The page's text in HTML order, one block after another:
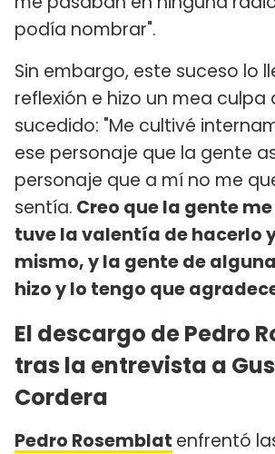
podía nombrar".
Sin embargo, este suceso lo
reflexión e hizo un mea culpa
sucedido: "Me cultivé
ese personaje que la gente
personaje que a mí no me
sentía. Creo que la gente
tuve la valentía de hacerlo
mismo, y la gente de
hizo y lo tengo que
El descargo de Pedro
tras la entrevista a
Cordera
Pedro Rosemblat enfrentó